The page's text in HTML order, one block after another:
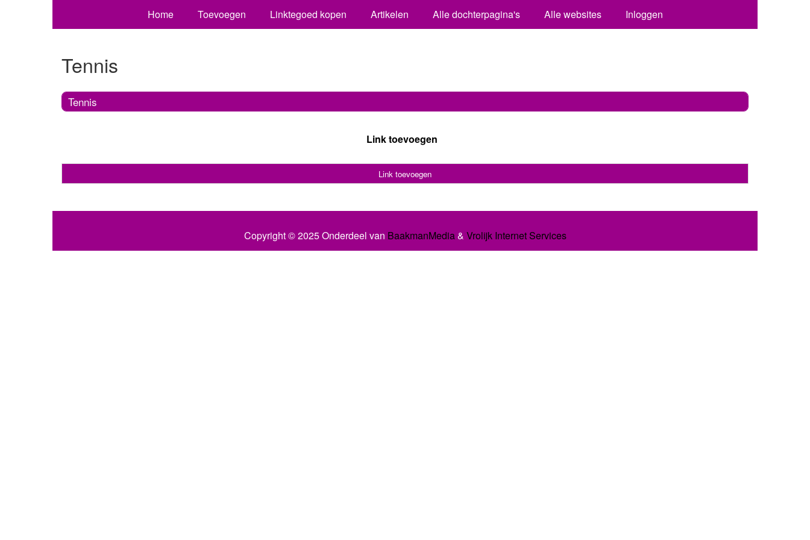
Home Toevoegen Linktegoed kopen Artikelen Alle dochterpagina's Alle websites Inloggen
Tennis
Tennis
Link toevoegen
Link toevoegen
Copyright © 2025 Onderdeel van BaakmanMedia& Vrolijk Internet Services